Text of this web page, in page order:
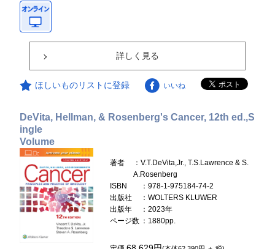
詳しく見る
ほしいものリストに登録 いいね
DeVita, Hellman, & Rosenberg's Cancer, 12th ed.,S
ingle
Volume
著者
：V.T.DeVita,Jr., T.S.Lawrence & S.
A.Rosenberg
ISBN
：978-1-975184-74-2
出版社
：WOLTERS KLUWER
出版年
：2023年
ページ数 ：1880pp.